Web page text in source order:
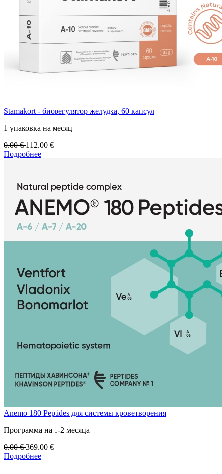
Stamakort - биорегулятор желудка, 60 капсул
1 упаковка на месяц
0.00€112.00 €
Подробнее
Anemo 180 Peptides для системы кроветворения
Программа на 1-2 месяца
0.00€369.00 €
Подробнее